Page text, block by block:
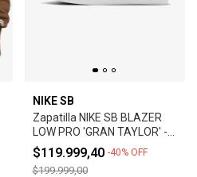
NIKE SB
Zapatilla NIKE SB BLAZER
LOW PRO 'GRAN TAYLOR' -
SUMMIT WHITE
$119.999,40 -40% OFF
$199.999,00